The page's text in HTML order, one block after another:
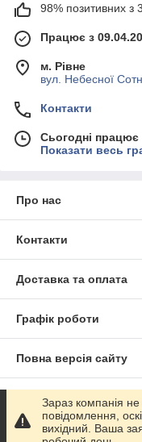
98% позитивних з
Працює з
м. Рівне
вул. Небесної
Контакти
Сьогодні працює
Показати весь
Про нас
Контакти
Доставка та оплата
Графік роботи
Повна версія сайту
Сайт створено на
Політика
Зараз компанія
повідомлення,
вихідний. Ваша